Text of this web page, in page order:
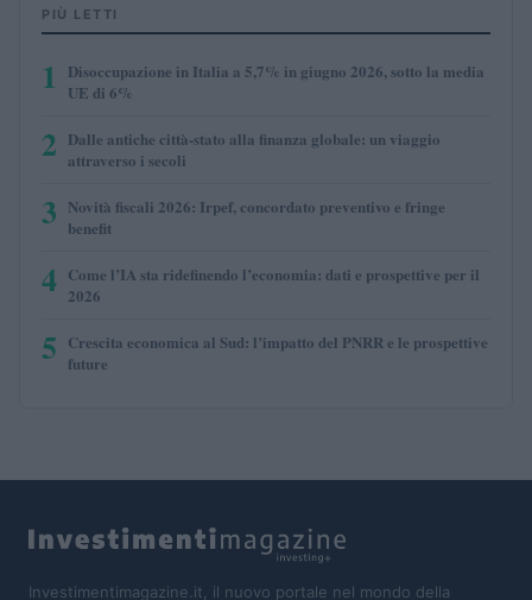
PIÙ LETTI
1
Disoccupazione in Italia a 5,7% in giugno 2026, sotto la media
UE di 6%
2 Dalle antiche città-stato alla finanza globale: un viaggio
attraverso i secoli
3 Novità fiscali 2026: Irpef, concordato preventivo e fringe
benefit
4 Come l’IA sta ridefinendo l’economia: dati e prospettive per il
2026
5 Crescita economica al Sud: l’impatto del PNRR e le prospettive
future
Investimentimagazine.it, il nuovo portale nel mondo della